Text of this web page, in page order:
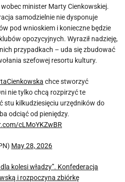
minister Marty Cienkowskiej.
samodzielnie nie dysponuje
pod wnioskiem i konieczne będzie
opozycyjnych. Wyraził nadzieję,
przypadkach – uda się zbudować
szefowej resortu kultury.
chce stworzyć
nie tylko chcą rozpirzyć te
stu kilkudziesięciu urzędników do
odciąć od pieniędzy.
cLMoYKZwBR
May 28, 2026
kolesi władzy”. Konfederacja
i rozpoczyna zbiórkę